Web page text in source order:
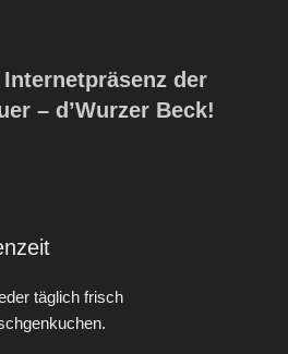
der
– d’Wurzer Beck!
täglich frisch